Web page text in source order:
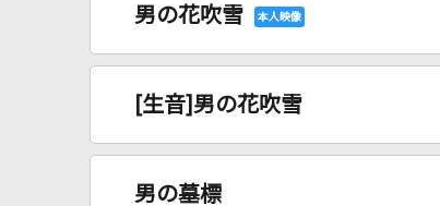
男の花吹雪
[生音]男の花吹雪
男の墓標